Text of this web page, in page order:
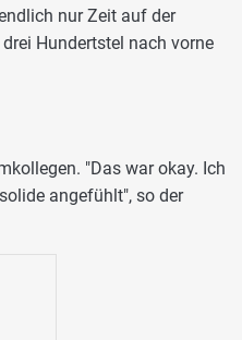
nur Zeit auf der
Hundertstel nach vorne
"Das war okay. Ich
angefühlt", so der